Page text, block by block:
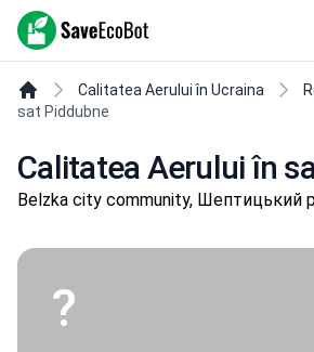
SaveEcoBot
Calitatea Aerului în Ucraina
sat Piddubne
Calitatea Aerului în
Belzka city community, Шептицький
?